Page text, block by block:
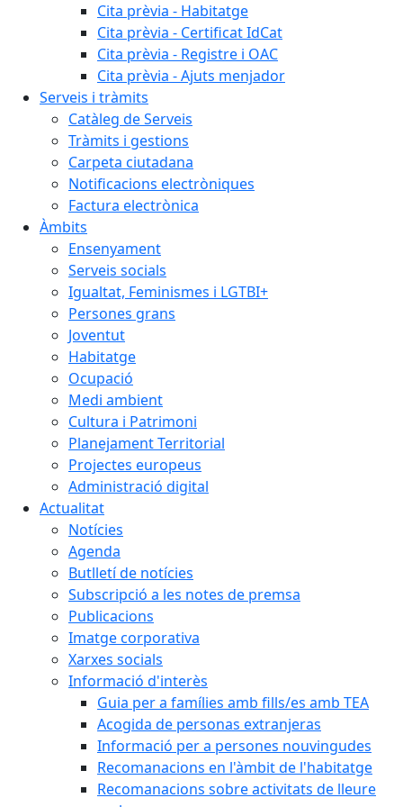
Cita prèvia - Habitatge
Cita prèvia - Certificat IdCat
Cita prèvia - Registre i OAC
Cita prèvia - Ajuts menjador
Serveis i tràmits
Catàleg de Serveis
Tràmits i gestions
Carpeta ciutadana
Notificacions electròniques
Factura electrònica
Àmbits
Ensenyament
Serveis socials
Igualtat, Feminismes i LGTBI+
Persones grans
Joventut
Habitatge
Ocupació
Medi ambient
Cultura i Patrimoni
Planejament Territorial
Projectes europeus
Administració digital
Actualitat
Notícies
Agenda
Butlletí de notícies
Subscripció a les notes de premsa
Publicacions
Imatge corporativa
Xarxes socials
Informació d'interès
Guia per a famílies amb fills/es amb TEA
Acogida de personas extranjeras
Informació per a persones nouvingudes
Recomanacions en l'àmbit de l'habitatge
Recomanacions sobre activitats de lleure